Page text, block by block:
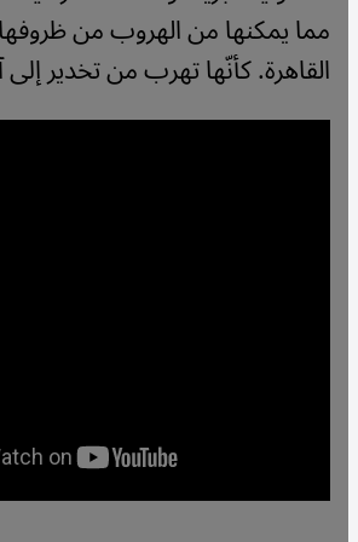
مما يمكنها من الهروب من ظروفها
القاهرة. كأنّها تهرب من تخدير إلى